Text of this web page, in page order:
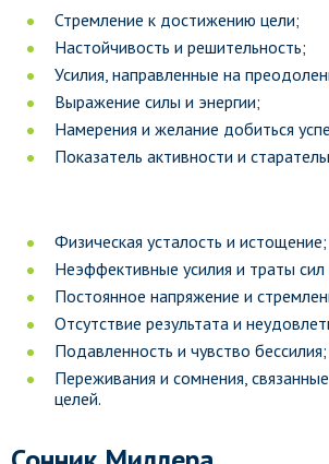
Стремление к достижению цели;
Настойчивость и решительность;
Усилия, направленные на
Выражение силы и энергии;
Намерения и желание добиться
Показатель активности и
Физическая усталость и истощение;
Неэффективные усилия и траты сил
Постоянное напряжение и
Отсутствие результата и
Подавленность и чувство бессилия;
Переживания и сомнения,
целей.